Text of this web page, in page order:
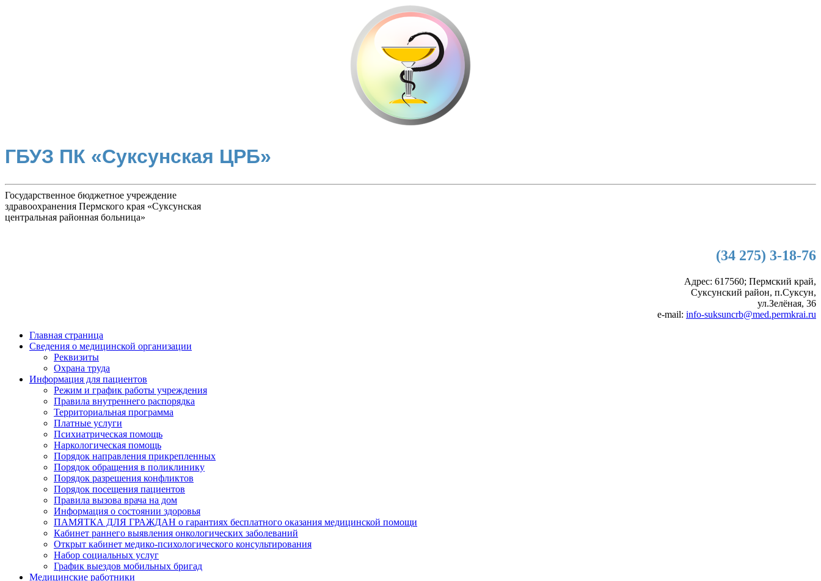
ГБУЗ ПК «Суксунская ЦРБ»
Государственное бюджетное учреждение
здравоохранения Пермского края «Суксунская
центральная районная больница»
(34 275) 3-18-76
Адрес: 617560; Пермский край,
Суксунский район, п.Суксун,
ул.Зелёная, 36
e-mail: info-suksuncrb@med.permkrai.ru
Главная страница
Сведения о медицинской организации
Реквизиты
Охрана труда
Информация для пациентов
Режим и график работы учреждения
Правила внутреннего распорядка
Территориальная программа
Платные услуги
Психиатрическая помощь
Наркологическая помощь
Порядок направления прикрепленных
Порядок обращения в поликлинику
Порядок разрешения конфликтов
Порядок посещения пациентов
Правила вызова врача на дом
Информация о состоянии здоровья
ПАМЯТКА ДЛЯ ГРАЖДАН о гарантиях бесплатного оказания медицинской помощи
Кабинет раннего выявления онкологических заболеваний
Открыт кабинет медико-психологического консультирования
Набор социальных услуг
График выездов мобильных бригад
Медицинские работники